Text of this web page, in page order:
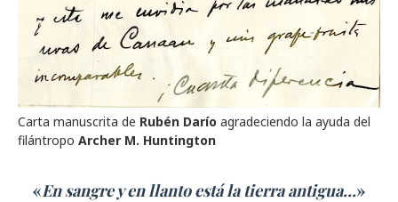
Carta manuscrita de Rubén Darío agradeciendo la ayuda del
filántropo Archer M. Huntington
«En sangre y en llanto está la tierra antigua...»